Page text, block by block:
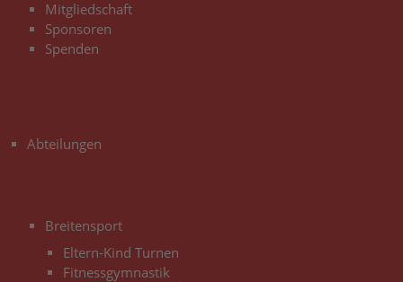
Mitgliedschaft
Sponsoren
Spenden
Abteilungen
Breitensport
Eltern-Kind Turnen
Fitnessgymnastik